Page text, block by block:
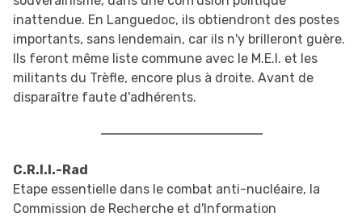
inattendue. En Languedoc, ils obtiendront des postes
importants, sans lendemain, car ils n'y brilleront guère.
Ils feront même liste commune avec le M.E.I. et les
militants du Trèfle, encore plus à droite. Avant de
disparaître faute d'adhérents.
C.R.I.I.-Rad
Etape essentielle dans le combat anti-nucléaire, la
Commission de Recherche et d'Information